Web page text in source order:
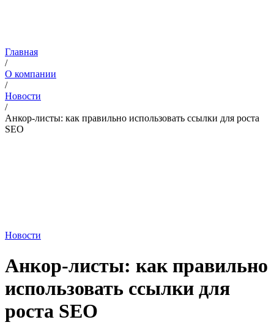
Главная
/
О компании
/
Новости
/
Анкор-листы: как правильно использовать ссылки для роста
SEO
Новости
Анкор-листы: как правильно
использовать ссылки для
роста SEO